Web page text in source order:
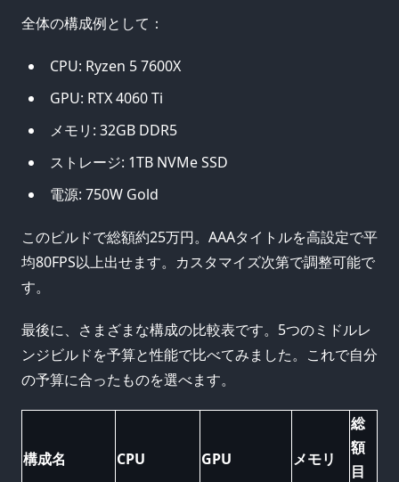
全体の構成例として：
CPU: Ryzen 5 7600X
GPU: RTX 4060 Ti
メモリ: 32GB DDR5
ストレージ: 1TB NVMe SSD
電源: 750W Gold
このビルドで総額約25万円。AAAタイトルを高設定で平
均80FPS以上出せます。カスタマイズ次第で調整可能で
す。
最後に、さまざまな構成の比較表です。5つのミドルレ
ンジビルドを予算と性能で比べてみました。これで自分
の予算に合ったものを選べます。
構成名 CPU GPU メモリ
総
額
目